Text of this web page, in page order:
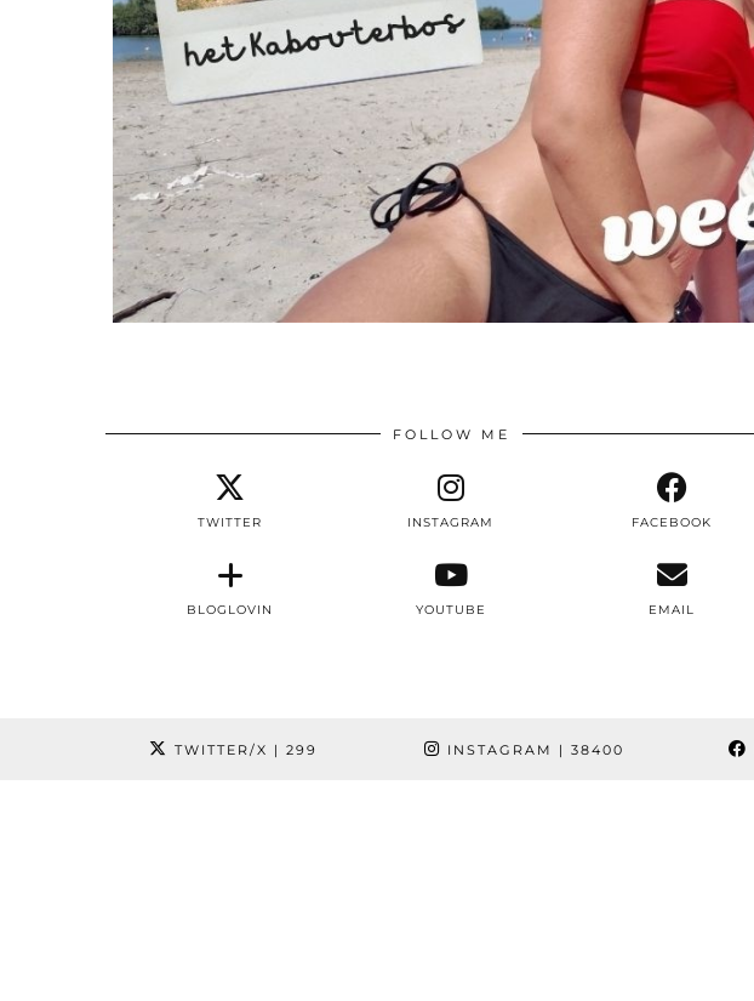
FOLLOW ME
TWITTER INSTAGRAM FACEBOOK
BLOGLOVIN YOUTUBE EMAIL
TWITTER/X | 299 INSTAGRAM | 38400